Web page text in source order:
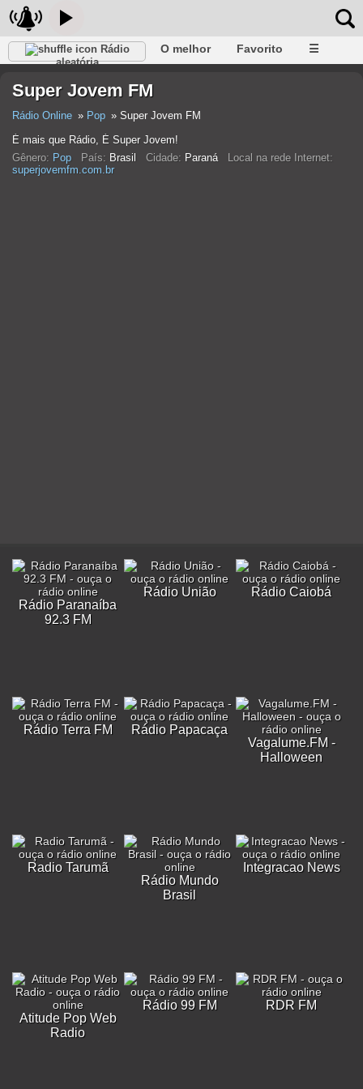
Rádio
aleatória
O melhor Favorito ☰
Super Jovem FM
Rádio Online Pop
Super Jovem FM
É mais que Rádio, É Super Jovem!
Gênero: Pop País: Brasil Cidade: Paraná
Local na rede Internet:
superjovemfm.com.br
Rádio Paranaíba
92.3 FM
Rádio União Rádio Caiobá
Rádio Terra FM
Rádio Papacaça
Vagalume.FM -
Halloween
Radio Tarumã
Rádio Mundo
Brasil
Integracao News
Atitude Pop Web
Radio
Rádio 99 FM RDR FM